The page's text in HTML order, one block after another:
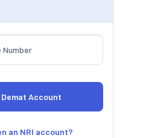
an NRI account?